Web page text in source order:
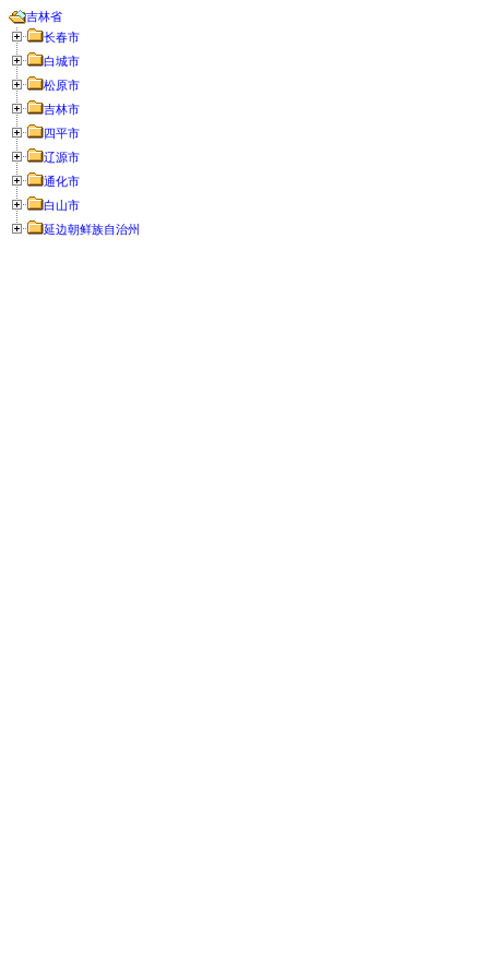
吉林省
长春市
白城市
松原市
吉林市
四平市
辽源市
通化市
白山市
延边朝鲜族自治州